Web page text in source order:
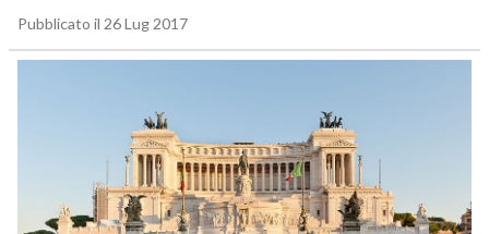
Pubblicato il 26 Lug 2017